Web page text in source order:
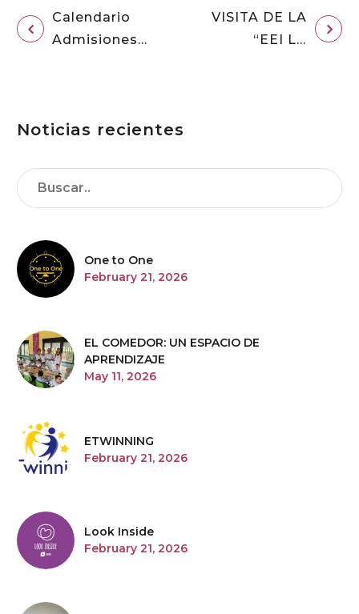
Calendario
Admisiones
VISITA DE LA
“EEI LA
Noticias recientes
One to One
February 21, 2026
EL COMEDOR: UN ESPACIO DE
APRENDIZAJE
May 11, 2026
ETWINNING
February 21, 2026
Look Inside
February 21, 2026